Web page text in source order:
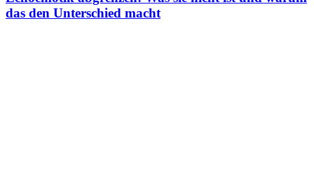
das den Unterschied macht